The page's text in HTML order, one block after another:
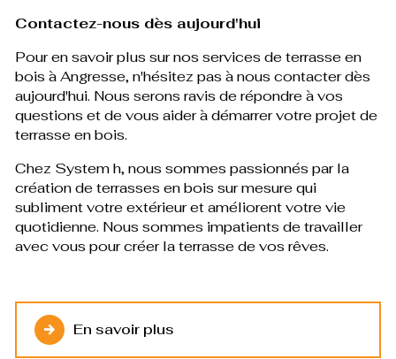
Contactez-nous dès aujourd'hui
Pour en savoir plus sur nos services de terrasse en
bois à Angresse, n'hésitez pas à nous contacter dès
aujourd'hui. Nous serons ravis de répondre à vos
questions et de vous aider à démarrer votre projet de
terrasse en bois.
Chez System h, nous sommes passionnés par la
création de terrasses en bois sur mesure qui
subliment votre extérieur et améliorent votre vie
quotidienne. Nous sommes impatients de travailler
avec vous pour créer la terrasse de vos rêves.
En savoir plus